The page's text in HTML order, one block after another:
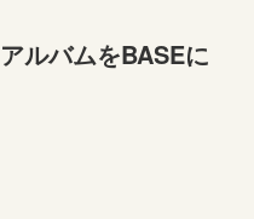
ルバムをBASEに